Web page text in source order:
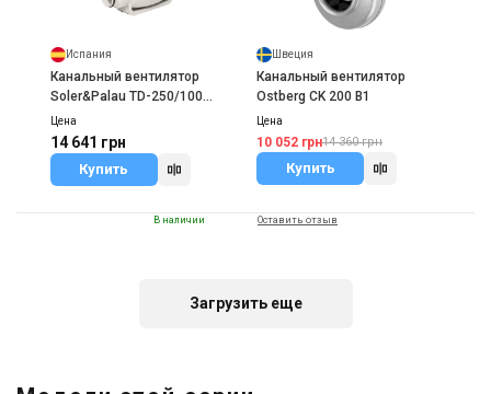
Испания
Канальный вентилятор
Soler&Palau TD-250/100
SILENT
Цена
14 641 грн
Купить
Швеция
Канальный вентилятор
Ostberg CK 200 B1
Цена
10 052 грн14 360 грн
Купить
В наличии Оставить отзыв
Загрузить еще